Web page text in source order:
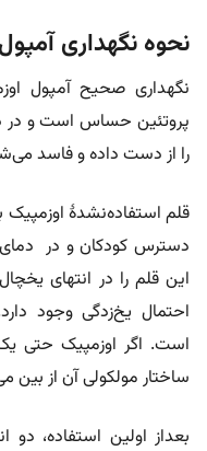
نحوه نگهداری
نگهداری صحیح آمپول
پروتئین حساس است و در
را از دست داده و فاسد
قلم استفاده‌نشدۀ اوزمپیک
این قلم‌ را در انتهای
احتمال یخ‌زدگی وجود
است. اگر اوزمپیک حتی
ساختار مولکولی آن از بین
بعداز اولین استفاده، دو